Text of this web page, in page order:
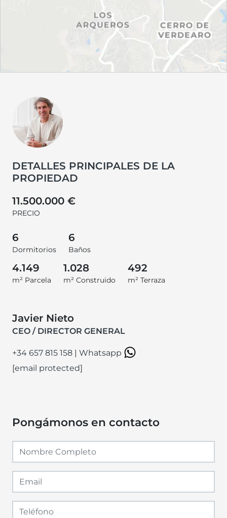
DETALLES PRINCIPALES DE LA
PROPIEDAD
11.500.000 €
PRECIO
6
Dormitorios
6
Baños
4.149
m² Parcela
1.028
m² Construido
492
m² Terraza
Javier Nieto
CEO / DIRECTOR GENERAL
+34 657 815 158 | Whatsapp
[email protected]
Pongámonos en contacto